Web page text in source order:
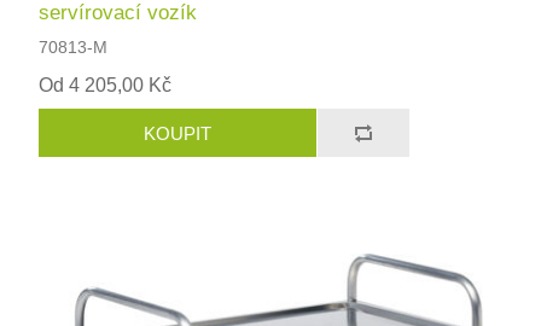
servírovací vozík
70813-M
Od 4 205,00 Kč